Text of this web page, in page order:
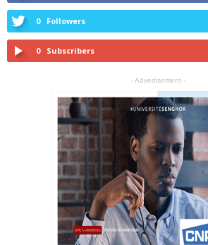
0 Followers
0 Subscribers
- Advertisement -